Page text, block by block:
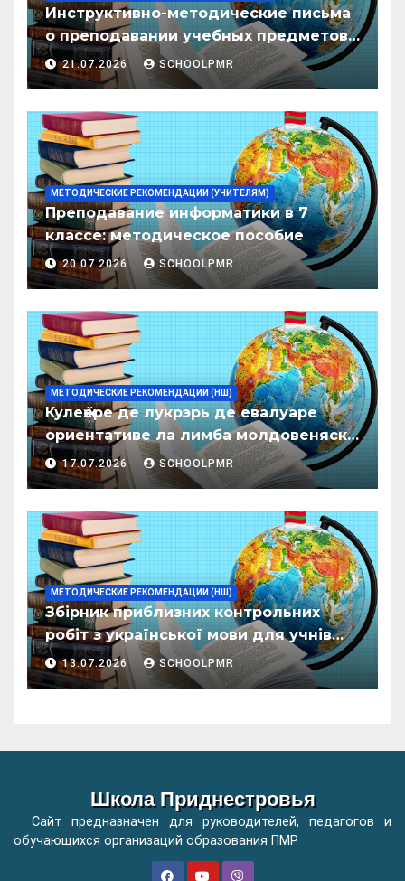
Инструктивно-методические письма
о преподавании учебных предметов/
дисциплин в организациях
образования ПМР на 2026/27 уч. год
21.07.2026 SCHOOLPMR
МЕТОДИЧЕСКИЕ РЕКОМЕНДАЦИИ (УЧИТЕЛЯМ)
Преподавание информатики в 7
классе: методическое пособие
20.07.2026 SCHOOLPMR
МЕТОДИЧЕСКИЕ РЕКОМЕНДАЦИИ (НШ)
Кулеӂере де лукрэрь де евалуаре
ориентативе ла лимба молдовеняскэ
пентру елевий класелор примаре але
организациилор де ынвэцэмынт
17.07.2026 SCHOOLPMR
МЕТОДИЧЕСКИЕ РЕКОМЕНДАЦИИ (НШ)
Збірник приблизних контрольних
робіт з української мови для учнів
початкових класів організацій
загальної освіти
13.07.2026 SCHOOLPMR
Школа Приднестровья
Сайт предназначен для руководителей, педагогов и
обучающихся организаций образования ПМР